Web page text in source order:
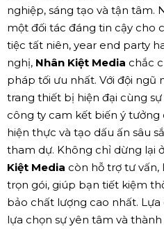
nghiệp, sáng tạo và tận tâm.
một đối tác đáng tin cậy cho
tiệc tất niên, year end party
nghị, Nhân Kiệt Media chắc
pháp tối ưu nhất. Với đội ngũ
trang thiết bị hiện đại cùng
công ty cam kết biến ý
hiện thực và tạo dấu ấn sâu
tham dự. Không chỉ dừng lại
Kiệt Media còn hỗ trợ tư
trọn gói, giúp bạn tiết kiệm
bảo chất lượng cao nhất. Lựa
lựa chọn sự yên tâm và